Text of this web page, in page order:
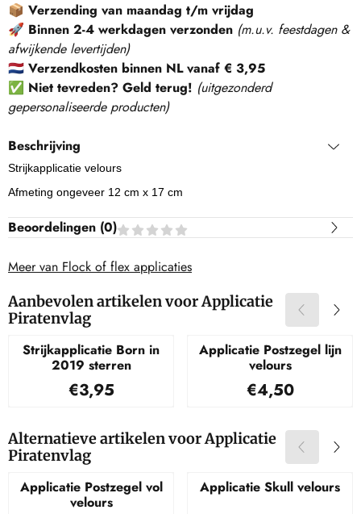
📦 Verzending van maandag t/m vrijdag
🚀 Binnen 2-4 werkdagen verzonden (m.u.v. feestdagen &
afwijkende levertijden)
🇳🇱 Verzendkosten binnen NL vanaf € 3,95
✅ Niet tevreden? Geld terug! (uitgezonderd
gepersonaliseerde producten)
Beschrijving
Strijkapplicatie velours
Afmeting ongeveer 12 cm x 17 cm
Beoordelingen (0)
Meer van Flock of flex applicaties
Aanbevolen artikelen voorApplicatie
Piratenvlag
Strijkapplicatie Born in
2019 sterren
Prijs: 3,95
€3,95
Applicatie Postzegel lijn
velours
Prijs: 4,50
€4,50
Alternatieve artikelen voorApplicatie
Piratenvlag
Applicatie Postzegel vol
velours
Applicatie Skull velours